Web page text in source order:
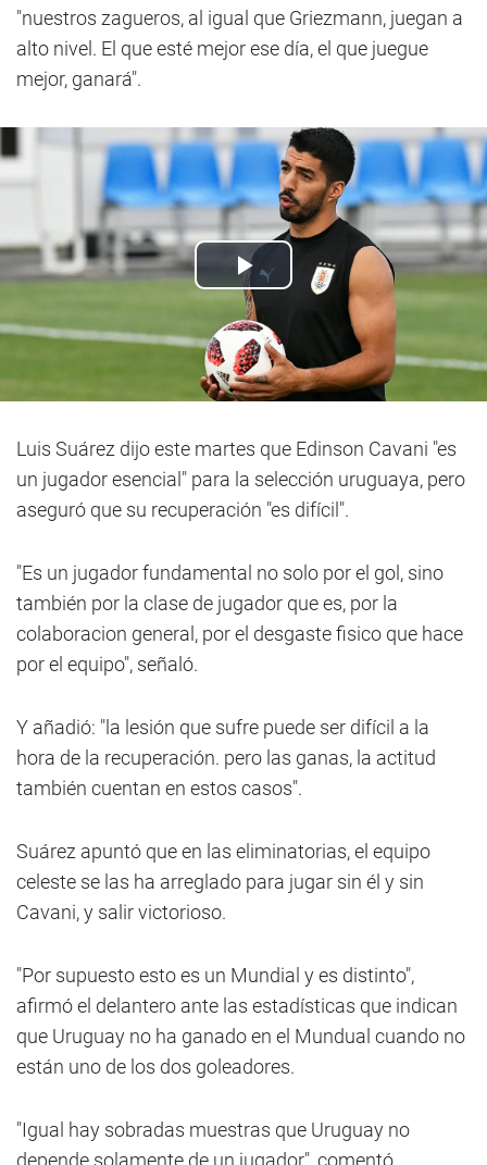
"nuestros zagueros, al igual que Griezmann, juegan a
alto nivel. El que esté mejor ese día, el que juegue
mejor, ganará".
Luis Suárez dijo este martes que Edinson Cavani "es
un jugador esencial" para la selección uruguaya, pero
aseguró que su recuperación "es difícil".
"Es un jugador fundamental no solo por el gol, sino
también por la clase de jugador que es, por la
colaboracion general, por el desgaste fisico que hace
por el equipo", señaló.
Y añadió: "la lesión que sufre puede ser difícil a la
hora de la recuperación. pero las ganas, la actitud
también cuentan en estos casos".
Suárez apuntó que en las eliminatorias, el equipo
celeste se las ha arreglado para jugar sin él y sin
Cavani, y salir victorioso.
"Por supuesto esto es un Mundial y es distinto",
afirmó el delantero ante las estadísticas que indican
que Uruguay no ha ganado en el Mundual cuando no
están uno de los dos goleadores.
"Igual hay sobradas muestras que Uruguay no
depende solamente de un jugador", comentó.